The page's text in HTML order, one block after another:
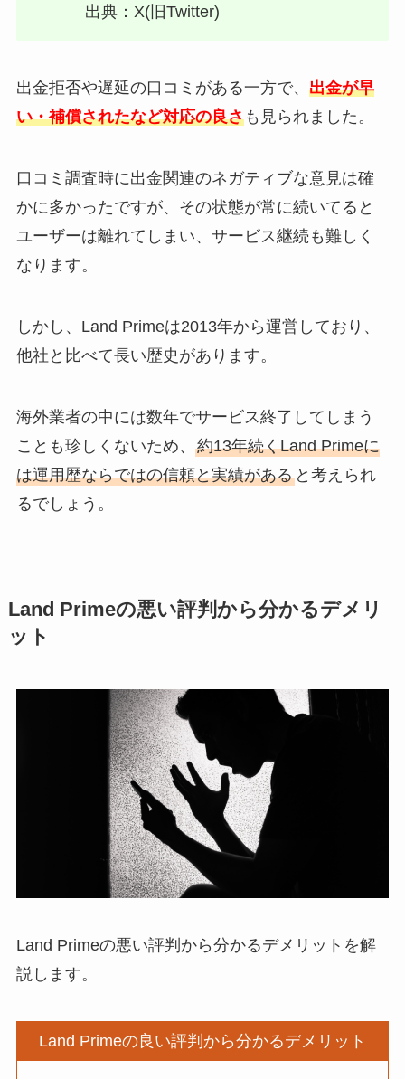
出典：X(旧Twitter)
出金拒否や遅延の口コミがある一方で、 出金が早
い・補償されたなど対応の良さも見られました。
口コミ調査時に出金関連のネガティブな意見は確
かに多かったですが、その状態が常に続いてると
ユーザーは離れてしまい、サービス継続も難しく
なります。
しかし、Land Primeは2013年から運営しており、
他社と比べて長い歴史があります。
海外業者の中には数年でサービス終了してしまう
ことも珍しくないため、 約13年続くLand Primeに
は運用歴ならではの信頼と実績があると考えられ
るでしょう。
Land Primeの悪い評判から分かるデメリ
ット
Land Primeの悪い評判から分かるデメリットを解
説します。
Land Primeの良い評判から分かるデメリット